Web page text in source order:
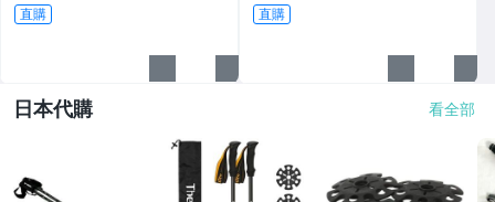
直購 直購
日本代購 看全部